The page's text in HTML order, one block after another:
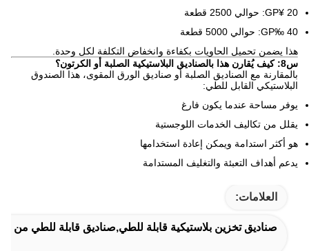
20 ¥GP: حوالي 2500 قطعة
40 ‰GP: حوالي 5000 قطعة
هذا يضمن تحميل الحاويات بكفاءة وانخفاض التكلفة لكل وحدة.
س8: كيف يُقارن هذا بالصناديق البلاستيكية الصلبة أو الكرتون؟
بالمقارنة مع الصناديق الصلبة أو صناديق الورق المقوى، هذا الصندوق
البلاستيكي القابل للطي:
يوفر مساحة عندما يكون فارغ
يقلل من تكاليف الخدمات اللوجستية
هو أكثر استدامة ويمكن إعادة استخدامها
يدعم أهداف التعبئة والتغليف المستدامة
العلامات:
صناديق تخزين بلاستيكية قابلة للطي,صناديق قابلة للطي من البلاستيك 45 لتر,سلة تخزين قابلة للطي